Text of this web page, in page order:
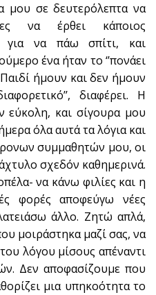
μου σε δευτερόλεπτα να
να έρθει κάποιος
για να πάω σπίτι, και
ένα ήταν το ‘’πονάει
Παιδί ήμουν και δεν ήμουν
διαφέρει. Η
και σίγουρα μου
όλα αυτά τα λόγια και
συμμαθητών μου, οι
σχεδόν καθημερινά.
να κάνω φιλίες και η
φορές αποφεύγω νέες
άλλο. Ζητώ απλά,
μοιράστηκα μαζί σας, να
λόγου μίσους απέναντι
Δεν αποφασίζουμε που
μια υπηκοότητα το